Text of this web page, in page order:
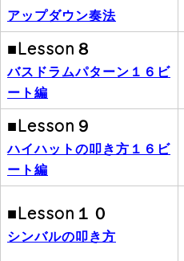
アップダウン奏法
■Lesson８
バスドラムパターン １６ビ
ート編
■Lesson９
ハイハットの叩き方 １６ビ
ート編
■Lesson１０
シンバルの叩き方